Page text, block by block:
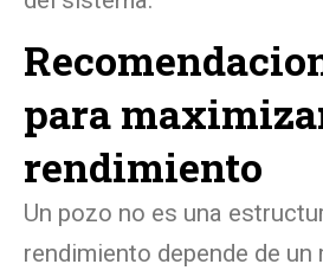
para
rendimiento
Un pozo no es una
rendimiento depende de